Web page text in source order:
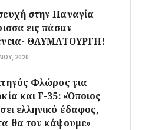
στην Παναγία
εις πάσαν
ΘΑΥΜΑΤΟΥΡΓΗ!
2020
Φλώρος για
και F-35: «Όποιος
ελληνικό έδαφος,
θα τον κάψουμε»